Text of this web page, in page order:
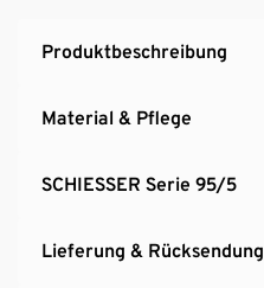
Produktbeschreibung
Material & Pflege
SCHIESSER Serie 95/5
Lieferung & Rücksendung